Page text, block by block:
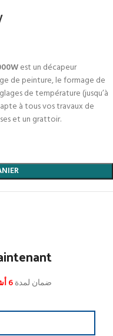
est un décapeur
de peinture, le formage de
de température (jusqu’à
à tous vos travaux de
et un grattoir.
ضمان لمدة6 أشهر